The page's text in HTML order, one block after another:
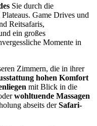
Sie durch die
Game Drives und
Reitsafaris,
ein großes
Momente in
Zimmern, die in ihrer
hohen Komfort
mit Blick in die
wohltuende Massagen
abseits derSafari-